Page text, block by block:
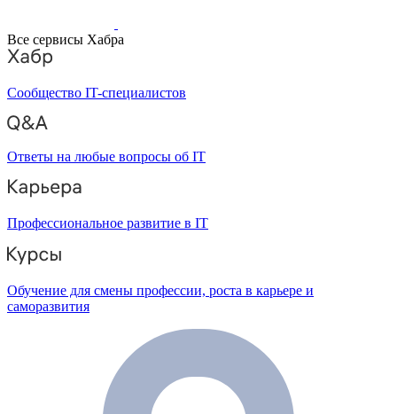
Все сервисы Хабра
Сообщество IT-специалистов
Ответы на любые вопросы об IT
Профессиональное развитие в IT
Обучение для смены профессии, роста в карьере и
саморазвития